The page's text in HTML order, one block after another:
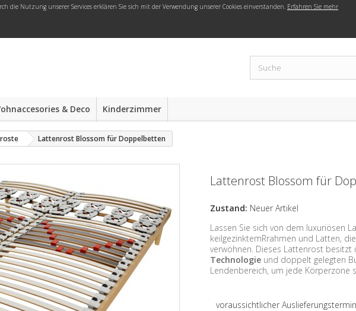
die Nutzung unserer Services erklären Sie sich mit der Verwendung unserer Cookies einverstanden. Erfahren Sie mehr
& Deco Kinderzimmer
Lattenrost Blossom für Doppelbetten
Lattenrost Blossom für
Zustand: Neuer Artikel
Lassen Sie sich von dem luxuriösen
keilgezinktemRrahmen und Latten,
verwöhnen. Dieses Lattenrost
Technologie und doppelt gelegten
Lendenbereich, um jede Körperzone
voraussichtlicher